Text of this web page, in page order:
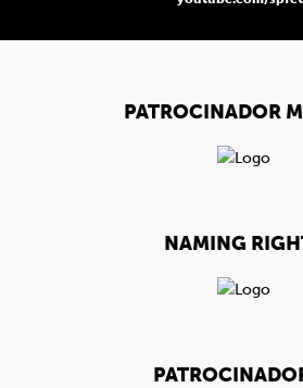
PATROCINADOR
NAMING